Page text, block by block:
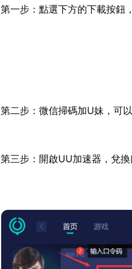
第一步：點選下方的下載按鈕
第二步：微信掃碼加U妹，可
第三步：開啟UU加速器，兌